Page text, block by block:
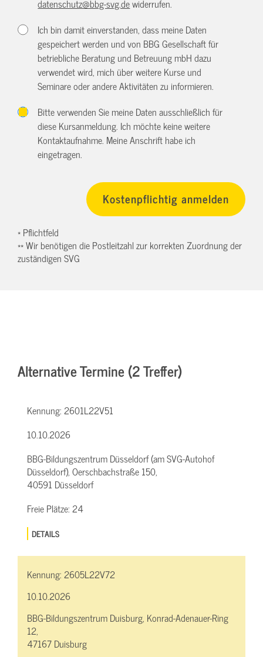
datenschutz@bbg-svg.dewiderrufen.
Ich bin damit einverstanden, dass meine Daten
gespeichert werden und von BBG Gesellschaft für
betriebliche Beratung und Betreuung mbH dazu
verwendet wird, mich über weitere Kurse und
Seminare oder andere Aktivitäten zu informieren.
Bitte verwenden Sie meine Daten ausschließlich für
diese Kursanmeldung. Ich möchte keine weitere
Kontaktaufnahme. Meine Anschrift habe ich
eingetragen.
* Pflichtfeld
** Wir benötigen die Postleitzahl zur korrekten Zuordnung der
zuständigen SVG
Alternative Termine (2 Treffer)
Kennung:2601L22V51
10.10.2026
BBG-Bildungszentrum Düsseldorf (am SVG-Autohof
Düsseldorf), Oerschbachstraße 150,
40591 Düsseldorf
Freie Plätze:24
DETAILS
Kennung:2605L22V72
10.10.2026
BBG-Bildungszentrum Duisburg, Konrad-Adenauer-Ring
12,
47167 Duisburg